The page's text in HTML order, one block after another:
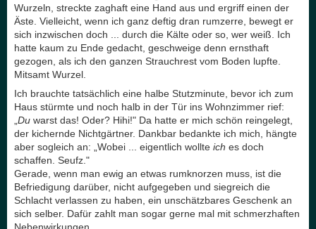
Wurzeln, streckte zaghaft eine Hand aus und ergriff einen der
Äste. Vielleicht, wenn ich ganz deftig dran rumzerre, bewegt er
sich inzwischen doch ... durch die Kälte oder so, wer weiß. Ich
hatte kaum zu Ende gedacht, geschweige denn ernsthaft
gezogen, als ich den ganzen Strauchrest vom Boden lupfte.
Mitsamt Wurzel.
Ich brauchte tatsächlich eine halbe Stutzminute, bevor ich zum
Haus stürmte und noch halb in der Tür ins Wohnzimmer rief:
Du warst das! Oder? Hihi!" Da hatte er mich schön reingelegt,
der kichernde Nichtgärtner. Dankbar bedankte ich mich, hängte
aber sogleich an: „Wobei ... eigentlich wollte ich es doch
schaffen. Seufz."
Gerade, wenn man ewig an etwas rumknorzen muss, ist die
Befriedigung darüber, nicht aufgegeben und siegreich die
Schlacht verlassen zu haben, ein unschätzbares Geschenk an
sich selber. Dafür zahlt man sogar gerne mal mit schmerzhaften
Nebenwirkungen.